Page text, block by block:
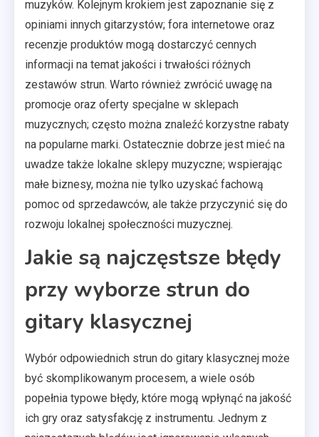
muzyków. Kolejnym krokiem jest zapoznanie się z
opiniami innych gitarzystów; fora internetowe oraz
recenzje produktów mogą dostarczyć cennych
informacji na temat jakości i trwałości różnych
zestawów strun. Warto również zwrócić uwagę na
promocje oraz oferty specjalne w sklepach
muzycznych; często można znaleźć korzystne rabaty
na popularne marki. Ostatecznie dobrze jest mieć na
uwadze także lokalne sklepy muzyczne; wspierając
małe biznesy, można nie tylko uzyskać fachową
pomoc od sprzedawców, ale także przyczynić się do
rozwoju lokalnej społeczności muzycznej.
Jakie są najczęstsze błędy
przy wyborze strun do
gitary klasycznej
Wybór odpowiednich strun do gitary klasycznej może
być skomplikowanym procesem, a wiele osób
popełnia typowe błędy, które mogą wpłynąć na jakość
ich gry oraz satysfakcję z instrumentu. Jednym z